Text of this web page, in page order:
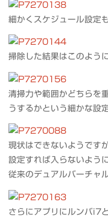
細かくスケジュール設定も
掃除した結果はこのよう
清掃力や範囲かどちらを
うするかという細かな設
現状はできないようです
設定すれば入らないよう
従来のデュアルバーチャ
さらにアプリにルンバi7